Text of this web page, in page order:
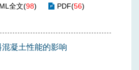
全文(98) PDF(56)
凝土性能的影响